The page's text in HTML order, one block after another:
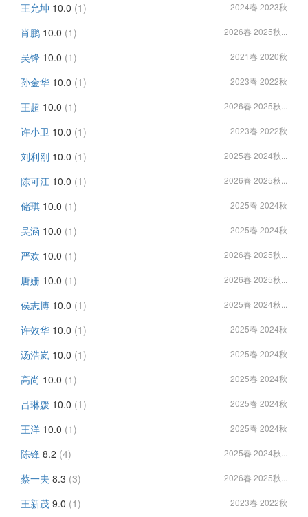
王允坤 10.0 (1) 2024春 2023秋
肖鹏 10.0 (1) 2026春 2025秋...
吴锋 10.0 (1) 2021春 2020秋
孙金华 10.0 (1) 2023春 2022秋
王超 10.0 (1) 2026春 2025秋...
许小卫 10.0 (1) 2023春 2022秋
刘利刚 10.0 (1) 2025春 2024秋...
陈可江 10.0 (1) 2026春 2025秋...
储琪 10.0 (1) 2025春 2024秋
吴涵 10.0 (1) 2025春 2024秋
严欢 10.0 (1) 2026春 2025秋...
唐姗 10.0 (1) 2026春 2025秋...
侯志博 10.0 (1) 2025春 2024秋...
许效华 10.0 (1) 2025春 2024秋
汤浩岚 10.0 (1) 2025春 2024秋
高尚 10.0 (1) 2025春 2024秋
吕琳媛 10.0 (1) 2025春 2024秋
王洋 10.0 (1) 2025春 2024秋
陈锋 8.2 (4) 2025春 2024秋...
蔡一夫 8.3 (3) 2026春 2025秋...
王新茂 9.0 (1) 2023春 2022秋